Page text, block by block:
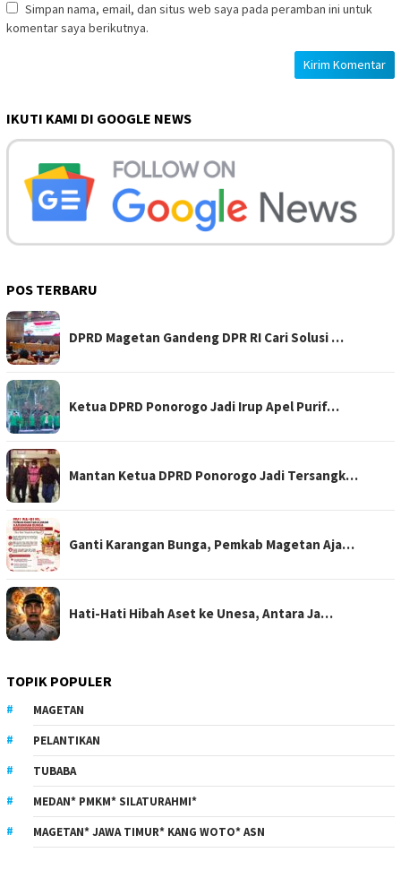
Simpan nama, email, dan situs web saya pada peramban ini untuk
komentar saya berikutnya.
IKUTI KAMI DI GOOGLE NEWS
POS TERBARU
DPRD Magetan Gandeng DPR RI Cari Solusi …
Ketua DPRD Ponorogo Jadi Irup Apel Purif…
Mantan Ketua DPRD Ponorogo Jadi Tersangk…
Ganti Karangan Bunga, Pemkab Magetan Aja…
Hati-Hati Hibah Aset ke Unesa, Antara Ja…
TOPIK POPULER
MAGETAN
PELANTIKAN
TUBABA
MEDAN* PMKM* SILATURAHMI*
MAGETAN* JAWA TIMUR* KANG WOTO* ASN